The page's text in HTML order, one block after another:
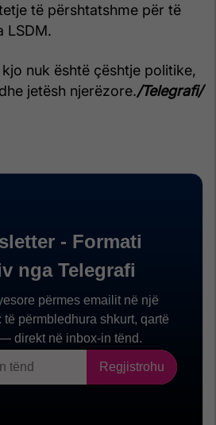
të përshtatshme për të
LSDM.
nuk është çështje politike,
jetësh njerëzore./Telegrafi/